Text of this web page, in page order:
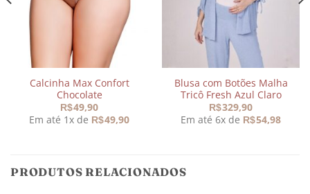
Calcinha Max Confort
Chocolate
R$49,90
Em até 1x de R$49,90
Blusa com Botões Malha
Tricô Fresh Azul Claro
R$329,90
Em até 6x de R$54,98
PRODUTOS RELACIONADOS